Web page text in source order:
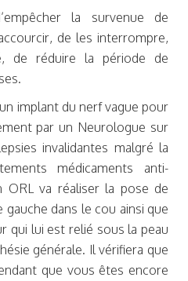
la survenue de
de les interrompre,
de réduire la période de
implant du nerf vague pour
par un Neurologue sur
invalidantes malgré la
médicaments anti-
ORL va réaliser la pose de
gauche dans le cou ainsi que
qui lui est relié sous la peau
générale. Il vérifiera que
que vous êtes encore